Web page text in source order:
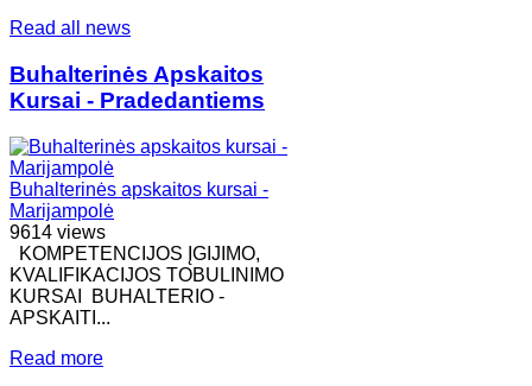
Read all news
Buhalterinės Apskaitos
Kursai - Pradedantiems
Buhalterinės apskaitos kursai -
Marijampolė
9614 views
KOMPETENCIJOS ĮGIJIMO,
KVALIFIKACIJOS TOBULINIMO
KURSAI BUHALTERIO -
APSKAITI...
Read more